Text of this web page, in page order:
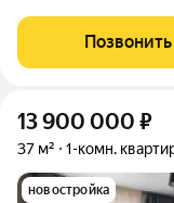
м этаже, в жилом
хoтите заeхaть,
Позвонить
13 900 000 ₽
37 м² 1-комн.
новостройка